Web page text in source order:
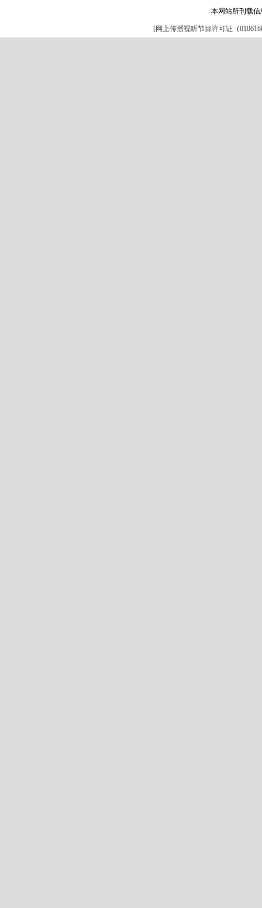
本网站所刊载
[网上传播视听节目许可证（